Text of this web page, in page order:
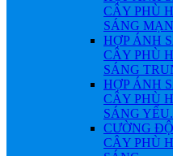
CÂY PHÙ
SÁNG
HỢP ÁNH
CÂY PHÙ
SÁNG
HỢP ÁNH
CÂY PHÙ
SÁNG YẾU.
CƯỜNG
CÂY PHÙ